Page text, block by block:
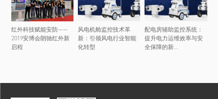
红外科技赋能安防——
2019安博会朗驰红外新
启程
风电机舱监控技术革
新：引领风电行业智能
化转型
配电房辅助监控系统：
提升电力运维效率与安
全保障的新...